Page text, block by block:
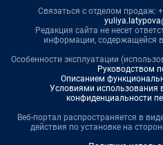
Связаться с отделом продаж:
Редакция сайта не несет
информации, содержащейся
Особенности эксплуатации
Руководством
Описанием
Условиями использования
конфиденциальности
Веб-портал распространяется в
действия по установке на